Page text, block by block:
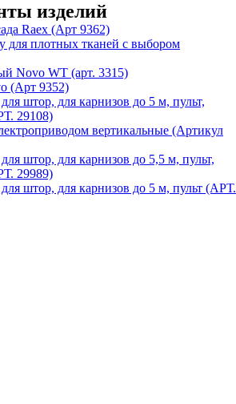
изделий
Raex (Арт 9362)
для плотных тканей с выбором
Novo WT (арт. 3315)
(Арт 9352)
штор, для карнизов до 5 м, пульт,
29108)
вертикальные (Артикул
штор, для карнизов до 5,5 м, пульт,
29989)
штор, для карнизов до 5 м, пульт (АРТ.